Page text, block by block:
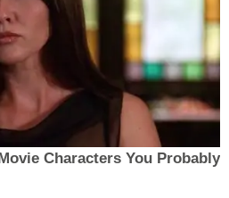
Characters You Probably